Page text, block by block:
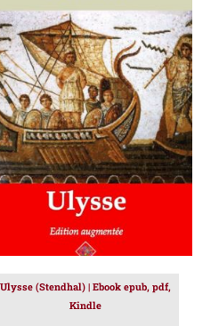
AJOUTER AU PANIER
/
DÉTAILS
Ulysse (Stendhal) | Ebook epub, pdf,
Kindle